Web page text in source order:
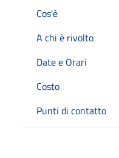
Cos'è
A chi è rivolto
Date e Orari
Costo
Punti di contatto